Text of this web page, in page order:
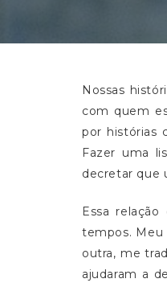
Nossas
com quem
por histórias
Fazer uma
decretar que
Essa
tempos. Meu
outra, me
ajudaram a